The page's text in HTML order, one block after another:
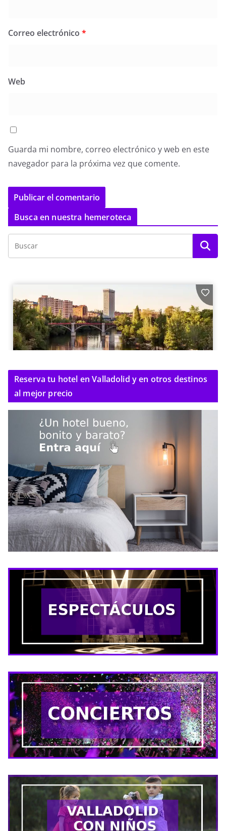
Correo electrónico *
Web
Guarda mi nombre, correo electrónico y web en este
navegador para la próxima vez que comente.
Busca en nuestra hemeroteca
Reserva tu hotel en Valladolid y en otros destinos
al mejor precio